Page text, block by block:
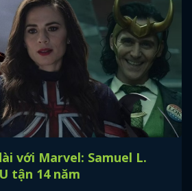
với Marvel: Samuel L.
tận 14 năm